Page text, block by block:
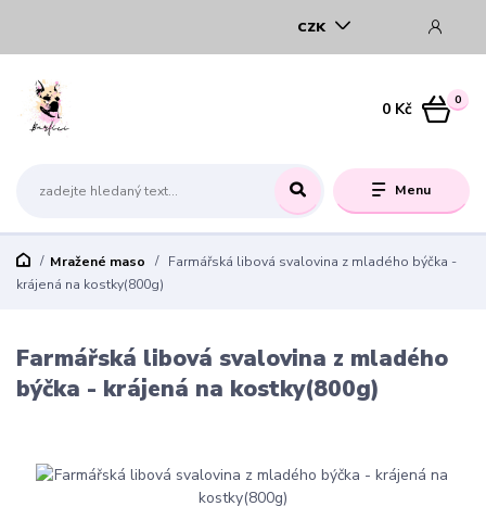
Menu
CZK
0
0 Kč
Mražené maso
Farmářská libová svalovina z mladého býčka -
krájená na kostky(800g)
Farmářská libová svalovina z mladého
býčka - krájená na kostky(800g)